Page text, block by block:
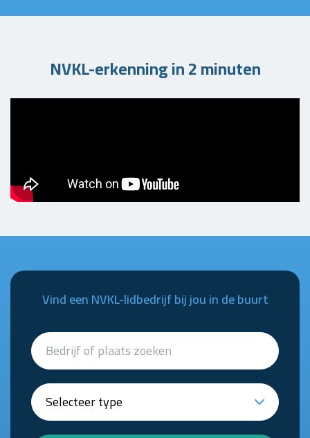
NVKL-erkenning in 2 minuten
Vind een NVKL-lidbedrijf bij jou in de buurt